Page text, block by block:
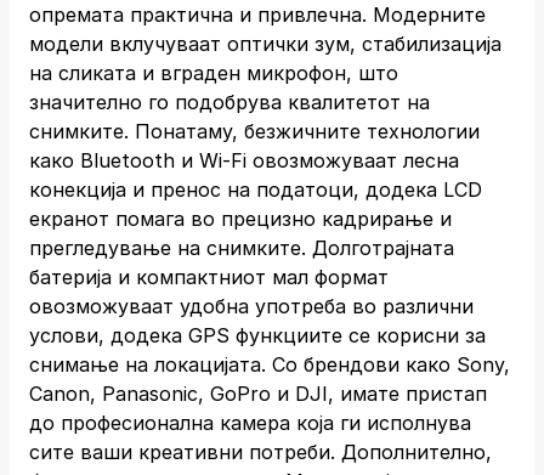
опремата практична и привлечна. Модерните
модели вклучуваат оптички зум, стабилизација
на сликата и вграден микрофон, што
значително го подобрува квалитетот на
снимките. Понатаму, безжичните технологии
како Bluetooth и Wi-Fi овозможуваат лесна
конекција и пренос на податоци, додека LCD
екранот помага во прецизно кадрирање и
прегледување на снимките. Долготрајната
батерија и компактниот мал формат
овозможуваат удобна употреба во различни
услови, додека GPS функциите се корисни за
снимање на локацијата. Со брендови како Sony,
Canon, Panasonic, GoPro и DJI, имате пристап
до професионална камера која ги исполнува
сите ваши креативни потреби. Дополнително,